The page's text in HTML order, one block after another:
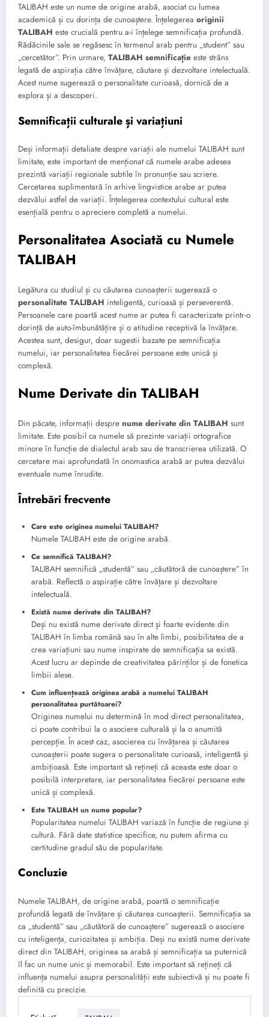
TALIBAH este un nume de origine arabă, asociat cu lumea
academică și cu dorința de cunoaștere. Înțelegerea originii
TALIBAH este crucială pentru a-i înțelege semnificația profundă.
Rădăcinile sale se regăsesc în termenul arab pentru „student” sau
„cercetător”. Prin urmare, TALIBAH semnificație este strâns
legată de aspirația către învățare, căutare și dezvoltare intelectuală.
Acest nume sugerează o personalitate curioasă, dornică de a
explora și a descoperi.
Semnificații culturale și variațiuni
Deși informații detaliate despre variații ale numelui TALIBAH sunt
limitate, este important de menționat că numele arabe adesea
prezintă variații regionale subtile în pronunție sau scriere.
Cercetarea suplimentară în arhive lingvistice arabe ar putea
dezvălui astfel de variații. Înțelegerea contextului cultural este
esențială pentru o apreciere completă a numelui.
Personalitatea Asociată cu Numele
TALIBAH
Legătura cu studiul și cu căutarea cunoașterii sugerează o
personalitate TALIBAH inteligentă, curioasă și perseverentă.
Persoanele care poartă acest nume ar putea fi caracterizate printr-o
dorință de auto-îmbunătățire și o atitudine receptivă la învățare.
Acestea sunt, desigur, doar sugestii bazate pe semnificația
numelui, iar personalitatea fiecărei persoane este unică și
complexă.
Nume Derivate din TALIBAH
Din păcate, informații despre nume derivate din TALIBAH sunt
limitate. Este posibil ca numele să prezinte variații ortografice
minore în funcție de dialectul arab sau de transcrierea utilizată. O
cercetare mai aprofundată în onomastica arabă ar putea dezvălui
eventuale nume înrudite.
Întrebări frecvente
Care este originea numelui TALIBAH?
Numele TALIBAH este de origine arabă.
Ce semnifică TALIBAH?
TALIBAH semnifică „studentă” sau „căutătoră de cunoaștere” în
arabă. Reflectă o aspirație către învățare și dezvoltare
intelectuală.
Există nume derivate din TALIBAH?
Deși nu există nume derivate direct și foarte evidente din
TALIBAH în limba română sau în alte limbi, posibilitatea de a
crea variațiuni sau nume inspirate de semnificația sa există.
Acest lucru ar depinde de creativitatea părinților și de fonetica
limbii alese.
Cum influențează originea arabă a numelui TALIBAH
personalitatea purtătoarei?
Originea numelui nu determină în mod direct personalitatea,
ci poate contribui la o asociere culturală și la o anumită
percepție. În acest caz, asocierea cu învățarea și căutarea
cunoașterii poate sugera o personalitate curioasă, inteligentă și
ambițioasă. Este important să rețineți că aceasta este doar o
posibilă interpretare, iar personalitatea fiecărei persoane este
unică și complexă.
Este TALIBAH un nume popular?
Popularitatea numelui TALIBAH variază în funcție de regiune și
cultură. Fără date statistice specifice, nu putem afirma cu
certitudine gradul său de popularitate.
Concluzie
Numele TALIBAH, de origine arabă, poartă o semnificație
profundă legată de învățare și căutarea cunoașterii. Semnificația sa
ca „studentă” sau „căutătoră de cunoaștere” sugerează o asociere
cu inteligența, curiozitatea și ambiția. Deși nu există nume derivate
direct din TALIBAH, originea sa arabă și semnificația sa puternică
îl fac un nume unic și memorabil. Este important să rețineți că
influența numelui asupra personalității este subiectivă și nu poate fi
definită cu precizie.